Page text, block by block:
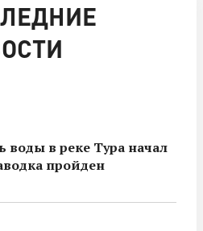
в реке Тура начал
пройден